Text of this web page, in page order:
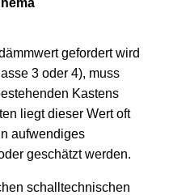
gefordert wird
3 oder 4), muss
Kastens
liegt dieser Wert oft
aufwendiges
geschätzt werden.
schalltechnischen